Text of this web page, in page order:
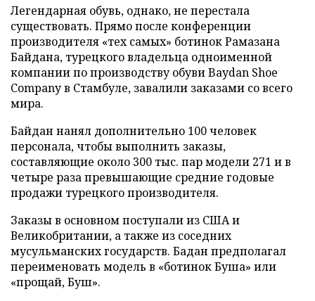
Легендарная обувь, однако, не перестала
существовать. Прямо после конференции
производителя «тех самых» ботинок Рамазана
Байдана, турецкого владельца одноименной
компании по производству обуви Baydan Shoe
Company в Стамбуле, завалили заказами со всего
мира.
Байдан нанял дополнительно 100 человек
персонала, чтобы выполнить заказы,
составляющие около 300 тыс. пар модели 271 и в
четыре раза превышающие средние годовые
продажи турецкого производителя.
Заказы в основном поступали из США и
Великобритании, а также из соседних
мусульманских государств. Бадан предполагал
переименовать модель в «ботинок Буша» или
«прощай, Буш».